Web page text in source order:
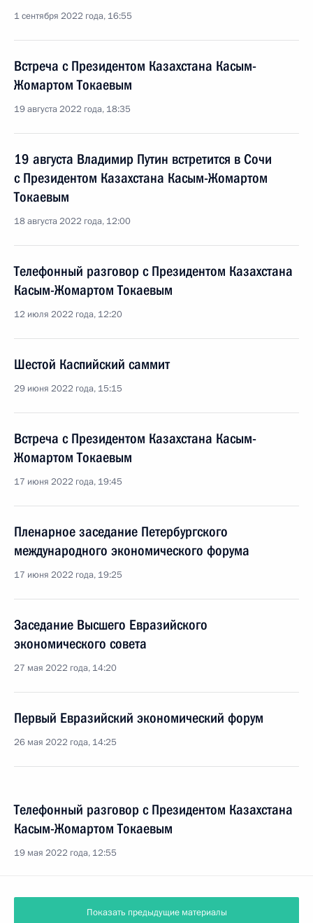
1 сентября 2022 года, 16:55
Встреча с Президентом Казахстана Касым-
Жомартом Токаевым
19 августа 2022 года, 18:35
19 августа Владимир Путин встретится в Сочи
с Президентом Казахстана Касым-Жомартом
Токаевым
18 августа 2022 года, 12:00
Телефонный разговор с Президентом Казахстана
Касым-Жомартом Токаевым
12 июля 2022 года, 12:20
Шестой Каспийский саммит
29 июня 2022 года, 15:15
Встреча с Президентом Казахстана Касым-
Жомартом Токаевым
17 июня 2022 года, 19:45
Пленарное заседание Петербургского
международного экономического форума
17 июня 2022 года, 19:25
Заседание Высшего Евразийского
экономического совета
27 мая 2022 года, 14:20
Первый Евразийский экономический форум
26 мая 2022 года, 14:25
Телефонный разговор с Президентом Казахстана
Касым-Жомартом Токаевым
19 мая 2022 года, 12:55
Показать предыдущие материалы